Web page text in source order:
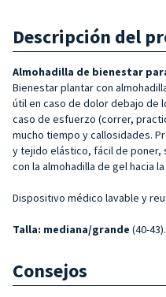
Descripción del
Almohadilla de bienestar
Bienestar plantar con
útil en caso de dolor debajo de
caso de esfuerzo (correr,
mucho tiempo y callosidades.
y tejido elástico, fácil de poner,
con la almohadilla de gel hacia
Dispositivo médico lavable y
Talla: mediana/grande (40-43).
Consejos